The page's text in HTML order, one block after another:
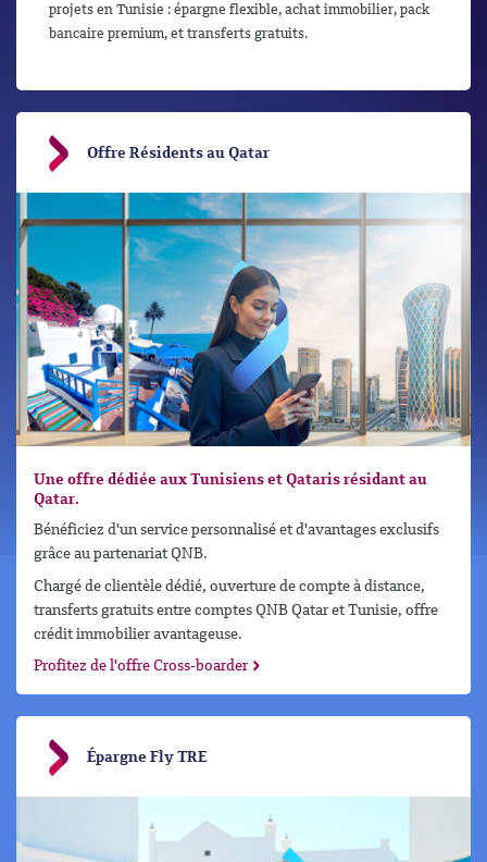
projets en Tunisie : épargne flexible, achat immobilier, pack
bancaire premium, et transferts gratuits.
Offre Résidents au Qatar
Une offre dédiée aux Tunisiens et Qataris résidant au
Qatar.
Bénéficiez d'un service personnalisé et d'avantages exclusifs
grâce au partenariat QNB.
Chargé de clientèle dédié, ouverture de compte à distance,
transferts gratuits entre comptes QNB Qatar et Tunisie, offre
crédit immobilier avantageuse.
Profitez de l'offre Cross-boarder
Épargne Fly TRE